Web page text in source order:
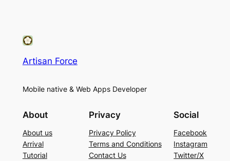
Artisan Force
Mobile native & Web Apps Developer
About
About us
Arrival
Tutorial
Privacy
Privacy Policy
Terms and Conditions
Contact Us
Social
Facebook
Instagram
Twitter/X